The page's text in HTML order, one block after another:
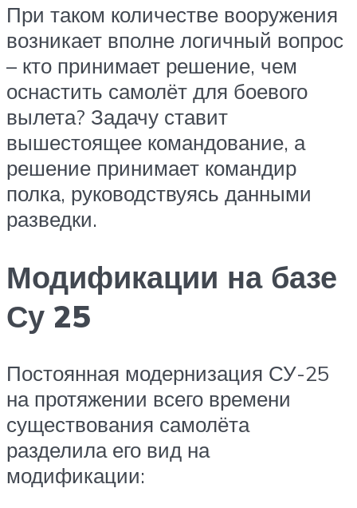
При таком количестве вооружения
возникает вполне логичный вопрос
– кто принимает решение, чем
оснастить самолёт для боевого
вылета? Задачу ставит
вышестоящее командование, а
решение принимает командир
полка, руководствуясь данными
разведки.
Модификации на базе
Су 25
Постоянная модернизация СУ-25
на протяжении всего времени
существования самолёта
разделила его вид на
модификации: